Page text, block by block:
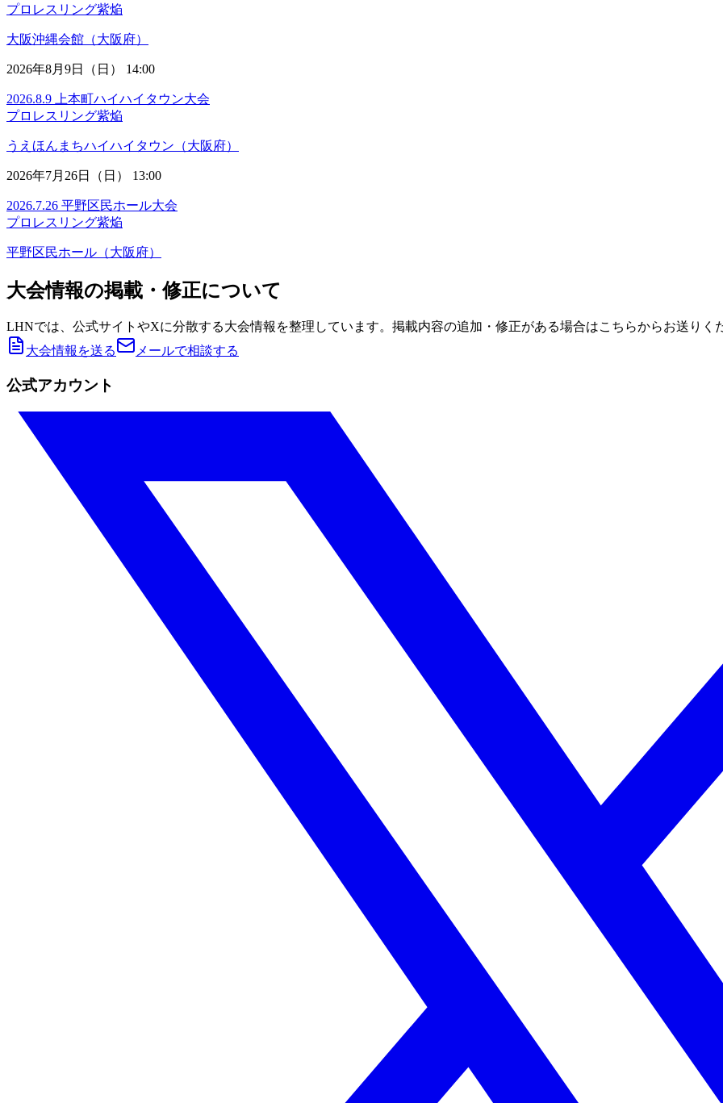
プロレスリング紫焔
大阪沖縄会館（大阪府）
2026年8月9日（日） 14:00
2026.8.9 上本町ハイハイタウン大会
プロレスリング紫焔
うえほんまちハイハイタウン（大阪府）
2026年7月26日（日） 13:00
2026.7.26 平野区民ホール大会
プロレスリング紫焔
平野区民ホール（大阪府）
大会情報の掲載・修正について
LHNでは、公式サイトやXに分散する大会情報を整理しています。掲載内容の追加・修正がある場合はこちらからお送りく
大会情報を送る
メールで相談する
公式アカウント